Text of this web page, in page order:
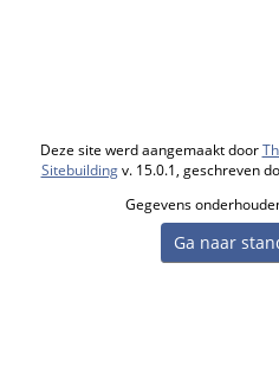
Deze site werd aangemaakt door
Sitebuildingv. 15.0.1, geschreven
Gegevens
Ga naar